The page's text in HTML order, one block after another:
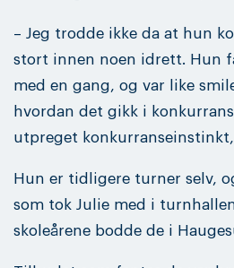
– Jeg trodde ikke da at hun
stort innen noen idrett. Hun
med en gang, og var like
hvordan det gikk i
utpreget
Hun er tidligere turner selv,
som tok Julie med i
skoleårene bodde de i